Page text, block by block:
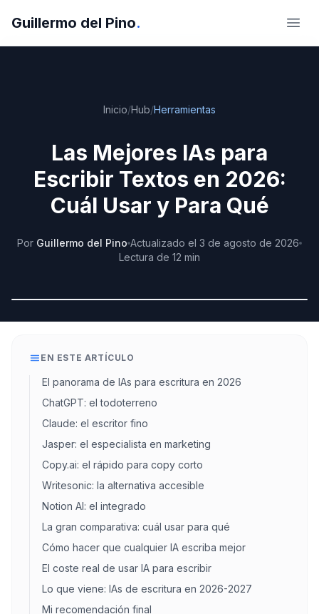
Guillermo del Pino.
Inicio/Hub/Herramientas
Las Mejores IAs para
Escribir Textos en 2026:
Cuál Usar y Para Qué
Por Guillermo del Pino Actualizado el 3 de agosto de 2026
Lectura de 12 min
EN ESTE ARTÍCULO
El panorama de IAs para escritura en 2026
ChatGPT: el todoterreno
Claude: el escritor fino
Jasper: el especialista en marketing
Copy.ai: el rápido para copy corto
Writesonic: la alternativa accesible
Notion AI: el integrado
La gran comparativa: cuál usar para qué
Cómo hacer que cualquier IA escriba mejor
El coste real de usar IA para escribir
Lo que viene: IAs de escritura en 2026-2027
Mi recomendación final